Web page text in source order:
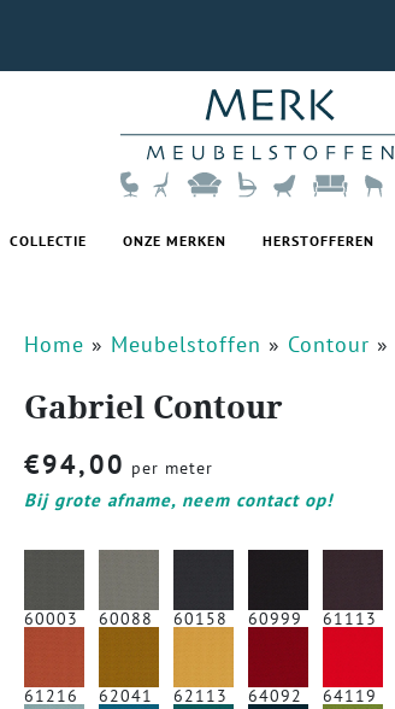
COLLECTIE ONZE MERKEN HERSTOFFEREN
Home » Meubelstoffen » Contour »
Gabriel Contour
€94,00 per meter
Bij grote afname, neem contact op!
60003 60088 60158 60999 61113
61216 62041 62113 64092 64119